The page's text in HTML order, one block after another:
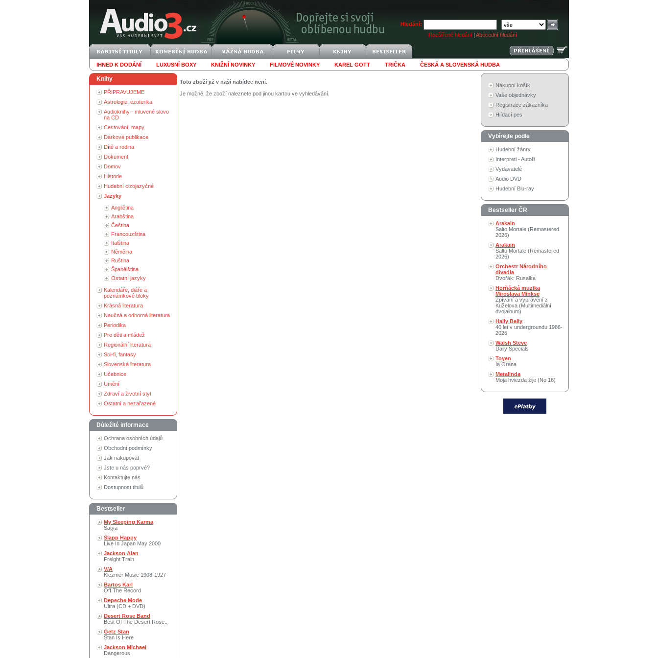
Hledání:
Rozšířené hledání | Abecední hledání
IHNED K DODÁNÍ LUXUSNÍ BOXY KNIŽNÍ NOVINKY FILMOVÉ NOVINKY KAREL GOTT TRIČKA ČESKÁ A SLOVENSKÁ HUDBA
Knihy
PŘIPRAVUJEME
Astrologie, ezoterika
Audioknihy - mluvené slovo
na CD
Cestování, mapy
Dárkové publikace
Dítě a rodina
Dokument
Domov
Historie
Hudební cizojazyčné
Jazyky
Angličtina
Arabština
Čeština
Francouzština
Italština
Němčina
Ruština
Španělština
Ostatní jazyky
Kalendáře, diáře a
poznámkové bloky
Krásná literatura
Naučná a odborná literatura
Periodika
Pro děti a mládež
Regionální literatura
Sci-fi, fantasy
Slovenská literatura
Učebnice
Umění
Zdraví a životní styl
Ostatní a nezařazené
Důležité informace
Ochrana osobních údajů
Obchodní podmínky
Jak nakupovat
Jste u nás poprvé?
Kontaktujte nás
Dostupnost titulů
Bestseller
My Sleeping Karma
Satya
Slapp Happy
Live In Japan May 2000
Jackson Alan
Freight Train
V/A
Klezmer Music 1908-1927
Bartos Karl
Off The Record
Depeche Mode
Ultra (CD + DVD)
Desert Rose Band
Best Of The Desert Rose..
Getz Stan
Stan Is Here
Jackson Michael
Dangerous
Toto zboží již v naší nabídce není.
Je možné, že zboží naleznete pod jinou kartou ve vyhledávání.
Nákupní košík
Vaše objednávky
Registrace zákazníka
Hlídací pes
Vybírejte podle
Hudební žánry
Interpreti - Autoři
Vydavatelé
Audio DVD
Hudební Blu-ray
Bestseller ČR
Arakain
Salto Mortale (Remastered
2026)
Arakain
Salto Mortale (Remastered
2026)
Orchestr Národního
divadla
Dvořák: Rusalka
Horňácká muzika
Miroslava Minkse
Zpívání a vyprávění z
Kuželova (Multimediální
dvojalbum)
Hally Belly
40 let v undergroundu 1986-
2026
Walsh Steve
Daily Specials
Toyen
Ia Orana
Metalinda
Moja hviezda žije (No 16)